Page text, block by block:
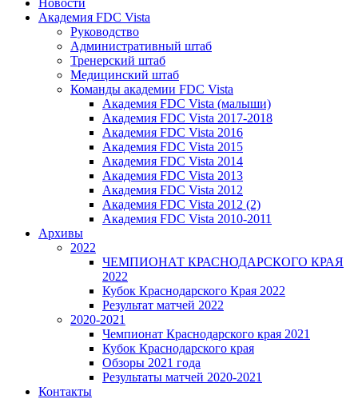
Новости
Академия FDC Vista
Руководство
Административный штаб
Тренерский штаб
Медицинский штаб
Команды академии FDC Vista
Академия FDC Vista (малыши)
Академия FDC Vista 2017-2018
Академия FDC Vista 2016
Академия FDC Vista 2015
Академия FDC Vista 2014
Академия FDC Vista 2013
Академия FDC Vista 2012
Академия FDC Vista 2012 (2)
Академия FDC Vista 2010-2011
Архивы
2022
ЧЕМПИОНАТ КРАСНОДАРСКОГО КРАЯ
2022
Кубок Краснодарского Края 2022
Результат матчей 2022
2020-2021
Чемпионат Краснодарского края 2021
Кубок Краснодарского края
Обзоры 2021 года
Результаты матчей 2020-2021
Контакты